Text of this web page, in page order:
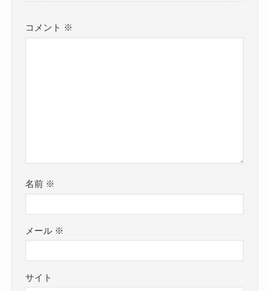
コメント ※
名前 ※
メール ※
サイト